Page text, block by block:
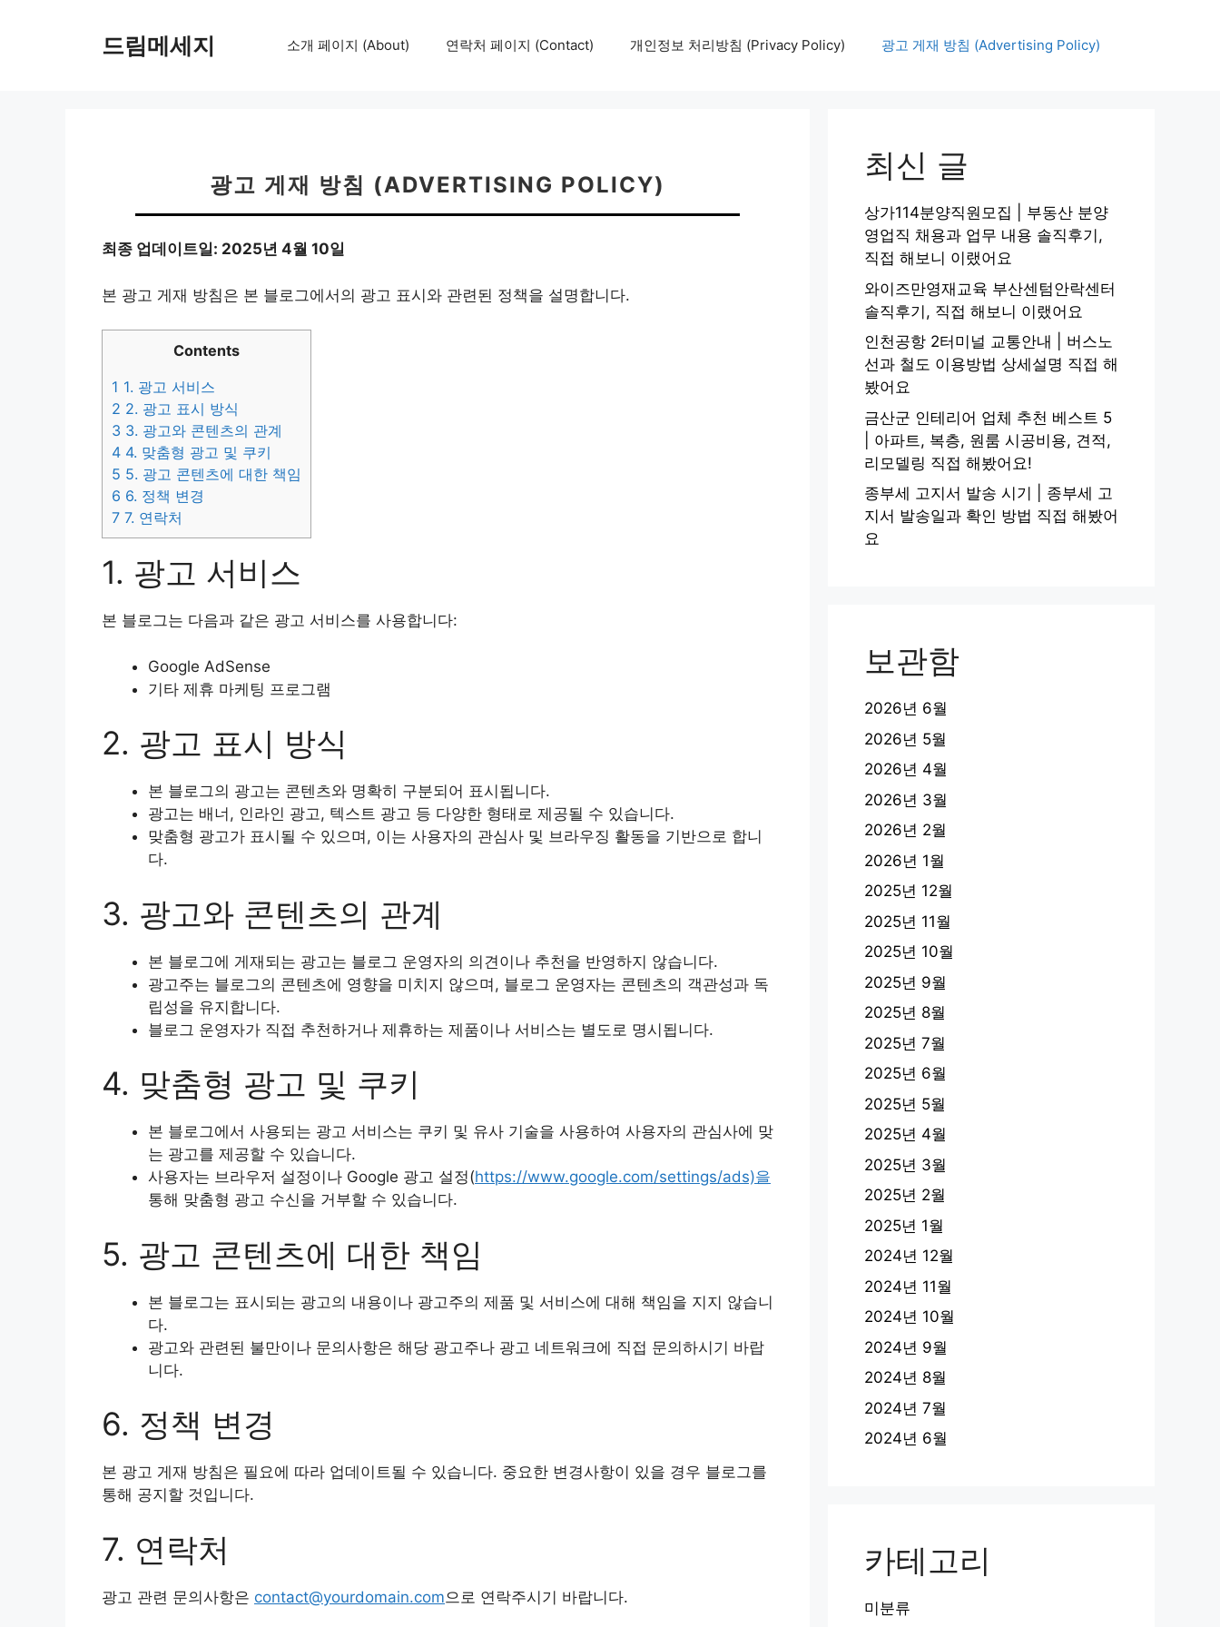
드림메세지 소개 페이지 (About) 연락처 페이지 (Contact) 개인정보 처리방침 (Privacy Policy) 광고 게재 방침 (Advertising Policy)
광고 게재 방침 (ADVERTISING POLICY)
최종 업데이트일: 2025년 4월 10일
본 광고 게재 방침은 본 블로그에서의 광고 표시와 관련된 정책을 설명합니다.
Contents
1 1. 광고 서비스
2 2. 광고 표시 방식
3 3. 광고와 콘텐츠의 관계
4 4. 맞춤형 광고 및 쿠키
5 5. 광고 콘텐츠에 대한 책임
6 6. 정책 변경
7 7. 연락처
1. 광고 서비스
본 블로그는 다음과 같은 광고 서비스를 사용합니다:
Google AdSense
기타 제휴 마케팅 프로그램
2. 광고 표시 방식
본 블로그의 광고는 콘텐츠와 명확히 구분되어 표시됩니다.
광고는 배너, 인라인 광고, 텍스트 광고 등 다양한 형태로 제공될 수 있습니다.
맞춤형 광고가 표시될 수 있으며, 이는 사용자의 관심사 및 브라우징 활동을 기반으로 합니
다.
3. 광고와 콘텐츠의 관계
본 블로그에 게재되는 광고는 블로그 운영자의 의견이나 추천을 반영하지 않습니다.
광고주는 블로그의 콘텐츠에 영향을 미치지 않으며, 블로그 운영자는 콘텐츠의 객관성과 독
립성을 유지합니다.
블로그 운영자가 직접 추천하거나 제휴하는 제품이나 서비스는 별도로 명시됩니다.
4. 맞춤형 광고 및 쿠키
본 블로그에서 사용되는 광고 서비스는 쿠키 및 유사 기술을 사용하여 사용자의 관심사에 맞
는 광고를 제공할 수 있습니다.
사용자는 브라우저 설정이나 Google 광고 설정(https://www.google.com/settings/ads)을
통해 맞춤형 광고 수신을 거부할 수 있습니다.
5. 광고 콘텐츠에 대한 책임
본 블로그는 표시되는 광고의 내용이나 광고주의 제품 및 서비스에 대해 책임을 지지 않습니
다.
광고와 관련된 불만이나 문의사항은 해당 광고주나 광고 네트워크에 직접 문의하시기 바랍
니다.
6. 정책 변경
본 광고 게재 방침은 필요에 따라 업데이트될 수 있습니다. 중요한 변경사항이 있을 경우 블로그를
통해 공지할 것입니다.
7. 연락처
광고 관련 문의사항은 contact@yourdomain.com으로 연락주시기 바랍니다.
최신 글
상가114분양직원모집 | 부동산 분양
영업직 채용과 업무 내용 솔직후기,
직접 해보니 이랬어요
와이즈만영재교육 부산센텀안락센터
솔직후기, 직접 해보니 이랬어요
인천공항 2터미널 교통안내 | 버스노
선과 철도 이용방법 상세설명 직접 해
봤어요
금산군 인테리어 업체 추천 베스트 5
| 아파트, 복층, 원룸 시공비용, 견적,
리모델링 직접 해봤어요!
종부세 고지서 발송 시기 | 종부세 고
지서 발송일과 확인 방법 직접 해봤어
요
보관함
2026년 6월
2026년 5월
2026년 4월
2026년 3월
2026년 2월
2026년 1월
2025년 12월
2025년 11월
2025년 10월
2025년 9월
2025년 8월
2025년 7월
2025년 6월
2025년 5월
2025년 4월
2025년 3월
2025년 2월
2025년 1월
2024년 12월
2024년 11월
2024년 10월
2024년 9월
2024년 8월
2024년 7월
2024년 6월
카테고리
미분류